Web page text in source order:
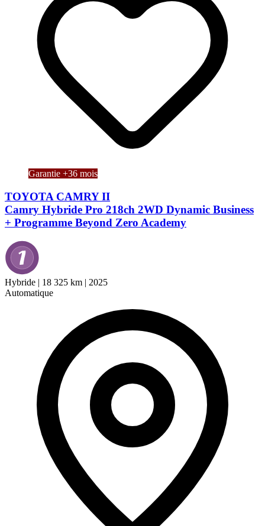
Garantie +36 mois
TOYOTA CAMRY II
Camry Hybride Pro 218ch 2WD Dynamic Business
+ Programme Beyond Zero Academy
Hybride | 18 325 km | 2025
Automatique